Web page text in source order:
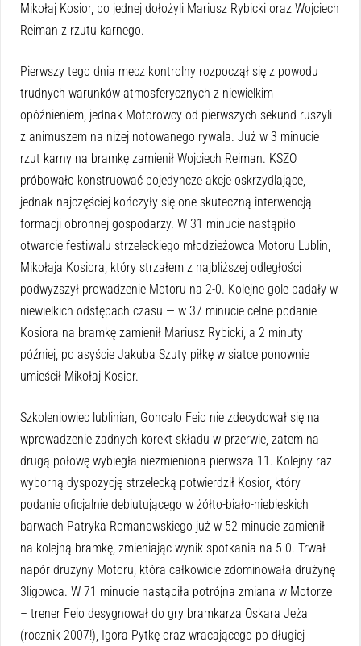
Mikołaj Kosior, po jednej dołożyli Mariusz Rybicki oraz Wojciech
Reiman z rzutu karnego.
Pierwszy tego dnia mecz kontrolny rozpoczął się z powodu
trudnych warunków atmosferycznych z niewielkim
opóźnieniem, jednak Motorowcy od pierwszych sekund ruszyli
z animuszem na niżej notowanego rywala. Już w 3 minucie
rzut karny na bramkę zamienił Wojciech Reiman. KSZO
próbowało konstruować pojedyncze akcje oskrzydlające,
jednak najczęściej kończyły się one skuteczną interwencją
formacji obronnej gospodarzy. W 31 minucie nastąpiło
otwarcie festiwalu strzeleckiego młodzieżowca Motoru Lublin,
Mikołaja Kosiora, który strzałem z najbliższej odległości
podwyższył prowadzenie Motoru na 2-0. Kolejne gole padały w
niewielkich odstępach czasu — w 37 minucie celne podanie
Kosiora na bramkę zamienił Mariusz Rybicki, a 2 minuty
później, po asyście Jakuba Szuty piłkę w siatce ponownie
umieścił Mikołaj Kosior.
Szkoleniowiec lublinian, Goncalo Feio nie zdecydował się na
wprowadzenie żadnych korekt składu w przerwie, zatem na
drugą połowę wybiegła niezmieniona pierwsza 11. Kolejny raz
wyborną dyspozycję strzelecką potwierdził Kosior, który
podanie oficjalnie debiutującego w żółto-biało-niebieskich
barwach Patryka Romanowskiego już w 52 minucie zamienił
na kolejną bramkę, zmieniając wynik spotkania na 5-0. Trwał
napór drużyny Motoru, która całkowicie zdominowała drużynę
3ligowca. W 71 minucie nastąpiła potrójna zmiana w Motorze
– trener Feio desygnował do gry bramkarza Oskara Jeża
(rocznik 2007!), Igora Pytkę oraz wracającego po długiej